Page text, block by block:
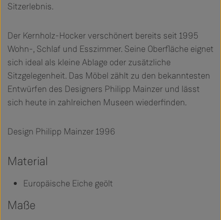
Sitzerlebnis.
Der Kernholz-Hocker verschönert bereits seit 1995
Wohn-, Schlaf und Esszimmer. Seine Oberfläche eignet
sich ideal als kleine Ablage oder zusätzliche
Sitzgelegenheit. Das Möbel zählt zu den bekanntesten
Entwürfen des Designers Philipp Mainzer und lässt
sich heute in zahlreichen Museen wiederfinden.
Design Philipp Mainzer 1996
Material
Europäische Eiche geölt
Maße